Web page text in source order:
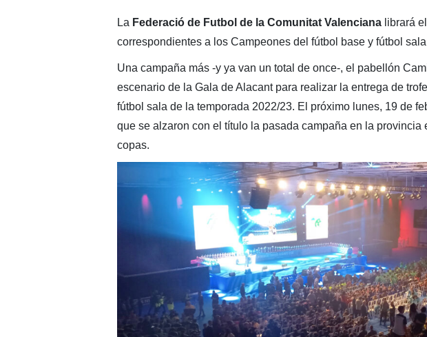
La Federació de Futbol de la Comunitat Valencianalibrará el
correspondientes a los Campeones del fútbol base y fútbol
Una campaña más -y ya van un total de once-, el pabellón
escenario de la Gala de Alacant para realizar la entrega de
fútbol sala de la temporada 2022/23. El próximo lunes, 19 de
que se alzaron con el título la pasada campaña en la provincia
copas.